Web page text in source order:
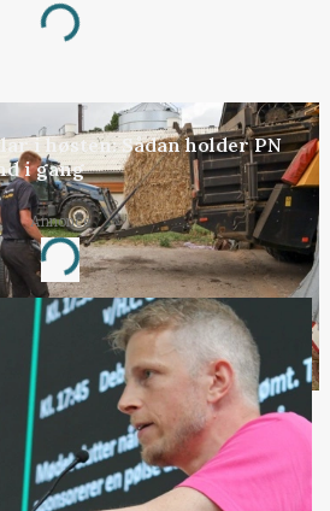
Loading...
i høsten: Sådan holder PN
i gang
Annonce
Loading...